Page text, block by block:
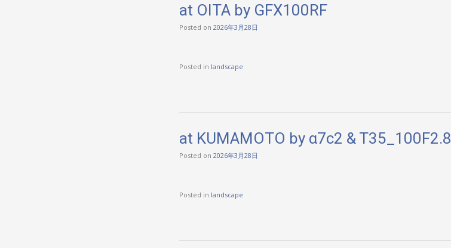
at OITA by GFX100RF
Posted on 2026年3月28日
Posted in landscape
at KUMAMOTO by α7c2 & T35_100F2.8
Posted on 2026年3月28日
Posted in landscape